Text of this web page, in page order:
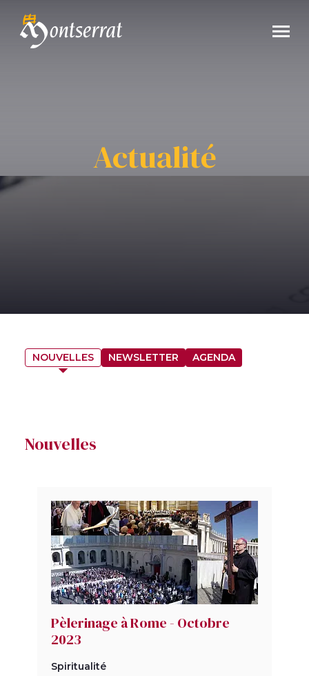
Actualité
NOUVELLES NEWSLETTER AGENDA
Nouvelles
Pèlerinage à Rome - Octobre
2023
Spiritualité